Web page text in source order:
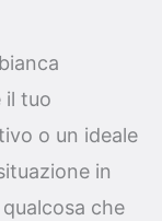
il tuo
o un ideale
in
che